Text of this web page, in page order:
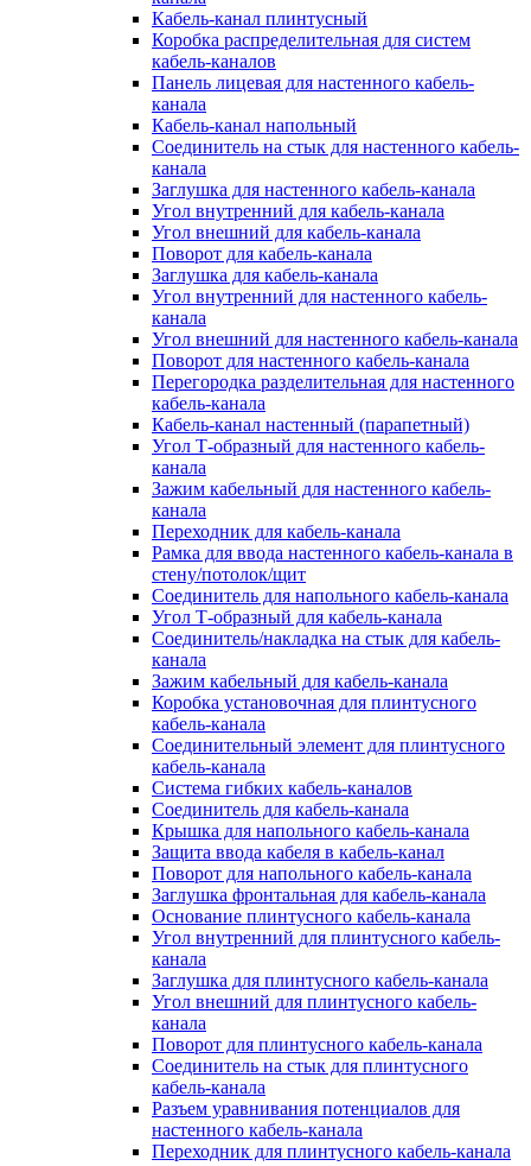
Кабель-канал плинтусный
Коробка распределительная для систем
кабель-каналов
Панель лицевая для настенного кабель-
канала
Кабель-канал напольный
Соединитель на стык для настенного кабель-
канала
Заглушка для настенного кабель-канала
Угол внутренний для кабель-канала
Угол внешний для кабель-канала
Поворот для кабель-канала
Заглушка для кабель-канала
Угол внутренний для настенного кабель-
канала
Угол внешний для настенного кабель-канала
Поворот для настенного кабель-канала
Перегородка разделительная для настенного
кабель-канала
Кабель-канал настенный (парапетный)
Угол Т-образный для настенного кабель-
канала
Зажим кабельный для настенного кабель-
канала
Переходник для кабель-канала
Рамка для ввода настенного кабель-канала в
стену/потолок/щит
Соединитель для напольного кабель-канала
Угол Т-образный для кабель-канала
Соединитель/накладка на стык для кабель-
канала
Зажим кабельный для кабель-канала
Коробка установочная для плинтусного
кабель-канала
Соединительный элемент для плинтусного
кабель-канала
Система гибких кабель-каналов
Соединитель для кабель-канала
Крышка для напольного кабель-канала
Защита ввода кабеля в кабель-канал
Поворот для напольного кабель-канала
Заглушка фронтальная для кабель-канала
Основание плинтусного кабель-канала
Угол внутренний для плинтусного кабель-
канала
Заглушка для плинтусного кабель-канала
Угол внешний для плинтусного кабель-
канала
Поворот для плинтусного кабель-канала
Соединитель на стык для плинтусного
кабель-канала
Разъем уравнивания потенциалов для
настенного кабель-канала
Переходник для плинтусного кабель-канала